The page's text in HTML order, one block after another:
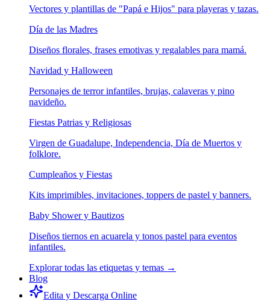
Vectores y plantillas de "Papá e Hijos" para playeras y tazas.
Día de las Madres
Diseños florales, frases emotivas y regalables para mamá.
Navidad y Halloween
Personajes de terror infantiles, brujas, calaveras y pino
navideño.
Fiestas Patrias y Religiosas
Virgen de Guadalupe, Independencia, Día de Muertos y
folklore.
Cumpleaños y Fiestas
Kits imprimibles, invitaciones, toppers de pastel y banners.
Baby Shower y Bautizos
Diseños tiernos en acuarela y tonos pastel para eventos
infantiles.
Explorar todas las etiquetas y temas →
Blog
Edita y Descarga Online